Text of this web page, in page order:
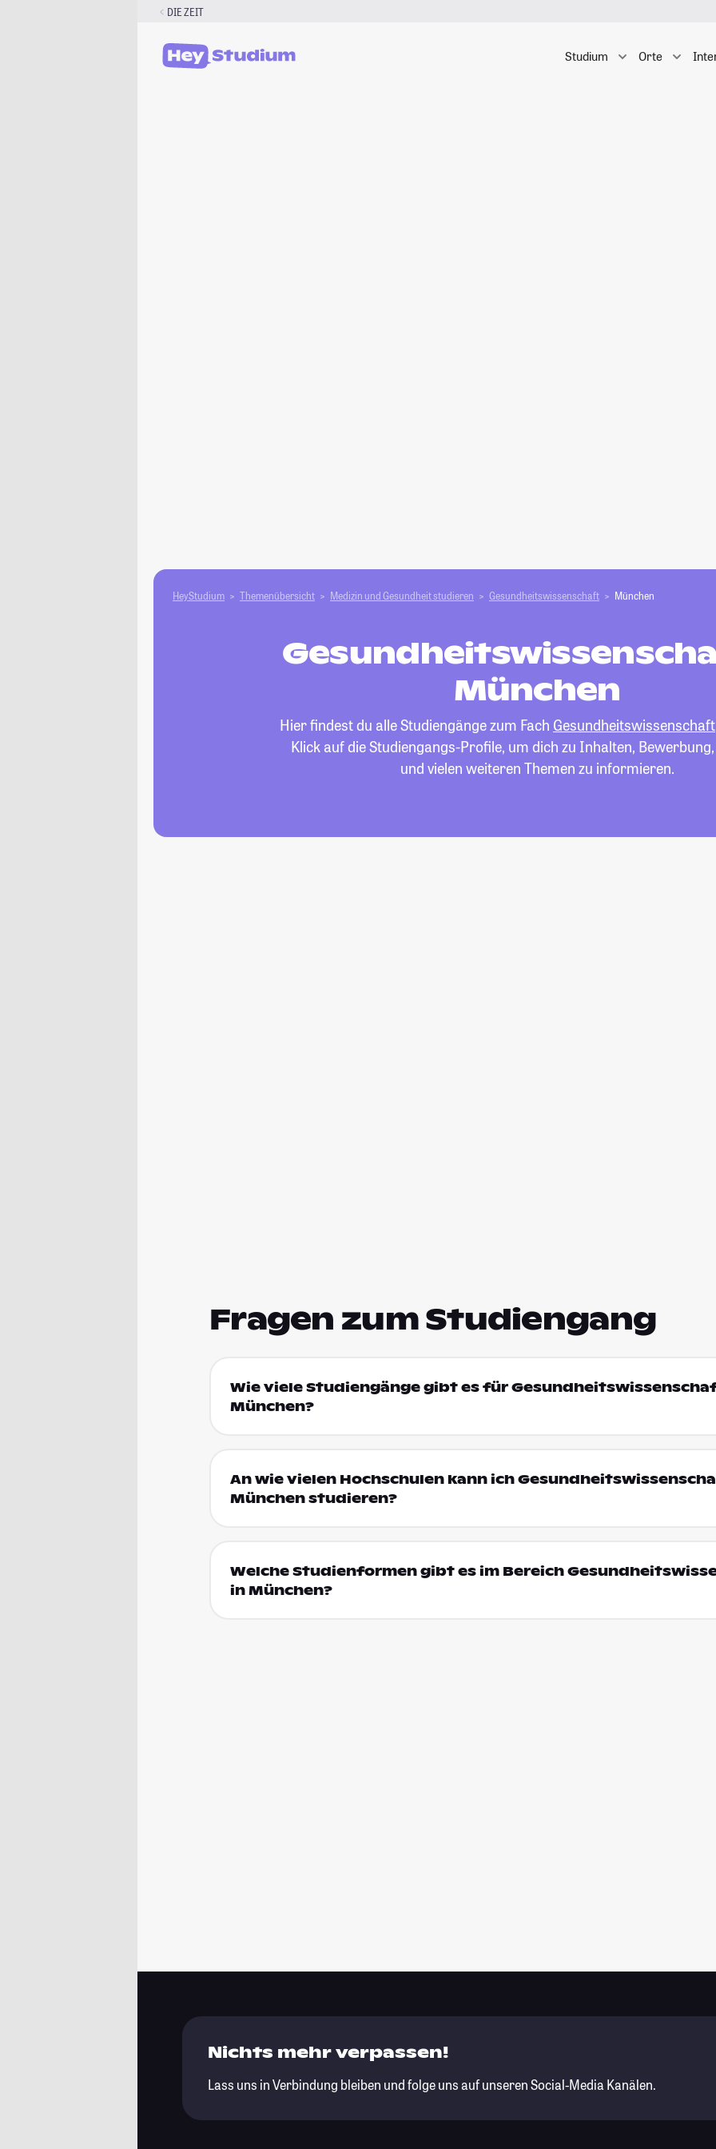
DIE ZEIT
Studium Orte
HeyStudium Themenübersicht Medizin und Gesundheit studieren Gesundheitswissenschaft München
München
Hier findest du alle Studiengänge zum Fach Gesundheitswissenschaft
Klick auf die Studiengangs-Profile, um dich zu Inhalten,
und vielen weiteren Themen zu informieren.
Fragen zum Studiengang
Wie viele Studiengänge gibt es für
München?
An wie vielen Hochschulen kann ich
München studieren?
Welche Studienformen gibt es im Bereich
in München?
Nichts mehr verpassen!
Lass uns in Verbindung bleiben und folge uns auf unseren Social-Media Kanälen.